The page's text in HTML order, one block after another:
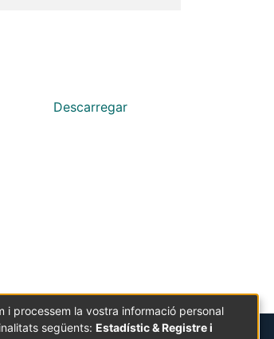
Descarregar
i processem la vostra informació personal
següents: Estadístic & Registre i